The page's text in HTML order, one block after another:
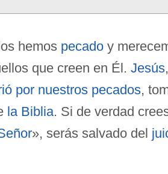
hemos pecado y
que creen en Él. Jesús
por nuestros pecados,
la Biblia. Si de verdad
», serás salvado del